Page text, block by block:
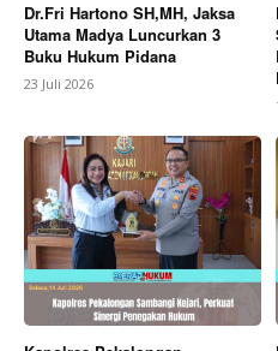
Dr.Fri Hartono SH,MH, Jaksa
Utama Madya Luncurkan 3
Buku Hukum Pidana
23 Juli 2026